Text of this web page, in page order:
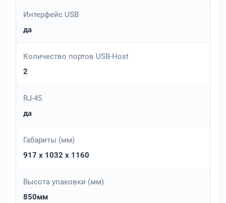
Интерфейс USB
да
Количество портов USB-Host
2
RJ-45
да
Габариты (мм)
917 x 1032 x 1160
Высота упаковки (мм)
850мм